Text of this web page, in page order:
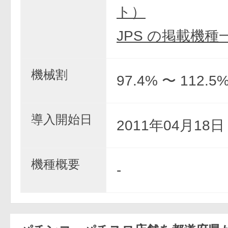
ト）
JPS の掲載機種
機械割 97.4% 〜
導入開始日 2011年04月18日
機種概要 -